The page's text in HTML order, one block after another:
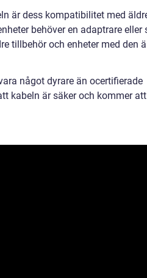
är dess kompatibilitet med
behöver en adaptrare eller
tillbehör och enheter med den
något dyrare än ocertifierade
kabeln är säker och kommer att